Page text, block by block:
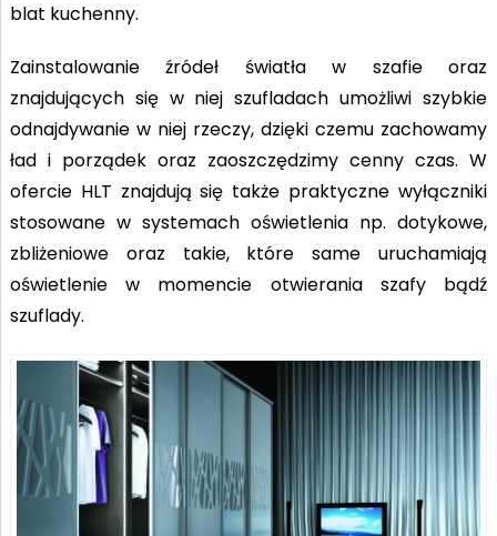
blat kuchenny.
Zainstalowanie źródeł światła w szafie oraz
znajdujących się w niej szufladach umożliwi szybkie
odnajdywanie w niej rzeczy, dzięki czemu zachowamy
ład i porządek oraz zaoszczędzimy cenny czas. W
ofercie HLT znajdują się także praktyczne wyłączniki
stosowane w systemach oświetlenia np. dotykowe,
zbliżeniowe oraz takie, które same uruchamiają
oświetlenie w momencie otwierania szafy bądź
szuflady.